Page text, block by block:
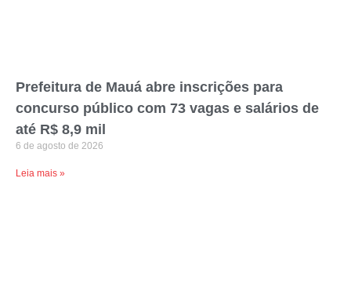
Prefeitura de Mauá abre inscrições para
concurso público com 73 vagas e salários de
até R$ 8,9 mil
6 de agosto de 2026
Leia mais »